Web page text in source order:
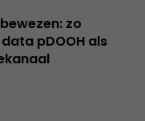
zo
pDOOH als